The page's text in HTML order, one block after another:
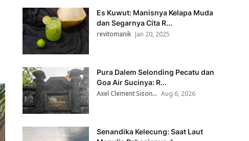
Es Kuwut: Manisnya Kelapa Muda
dan Segarnya Cita R...
revitomanik Jan 20, 2025
Pura Dalem Selonding Pecatu dan
Goa Air Sucinya: R...
Axel Clement Sison... Aug 6, 2026
Senandika Kelecung: Saat Laut